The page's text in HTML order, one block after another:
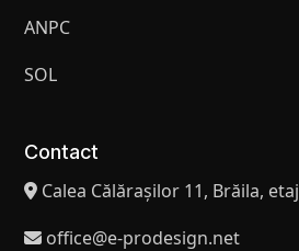
ANPC
SOL
Contact
Calea Călărașilor 11, Brăila, etaj
office@e-prodesign.net